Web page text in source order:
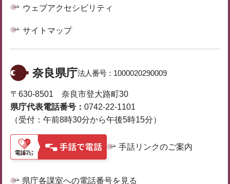
ウェブアクセシビリティ
サイトマップ
奈良県庁法人番号： 1000020290009
〒630-8501 奈良市登大路町30
県庁代表電話番号： 0742-22-1101
（受付：午前8時30分から午後5時15分）
手話リンクのご案内
県庁各課室への電話番号を見る